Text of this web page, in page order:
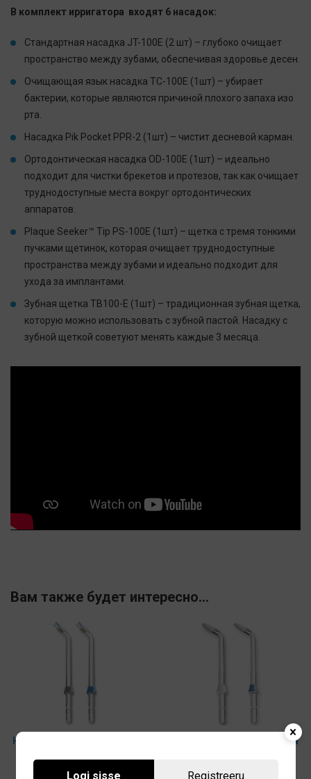
В комплект ирригатора входят 6 насадок:
Стандартная насадка JT-100E (2 шт) – глубоко очищает
пространство между зубами, обеспечивая здоровье десен.
Очищающая язык насадка TC-100E (1шт) – убирает
бактерии, которые являются причиной плохого запаха изо
рта.
Насадка Pik Pocket PPR-2 (1шт) – чистит десневой карман.
Ортодонтическая насадка OD-100E (1шт) – идеально
подходит для чистки брекетов и протезов, так как очищает
труднодоступные места вокруг ортодонтических
аппаратов.
Plaque Seeker™ Tip PS-100E (1шт) – щетка с тремя тонкими
пучками щетинок, которая очищает труднодоступные
пространства между зубами и идеально подходит для
ухода за имплантами.
Зубная щетка TB100-E (1шт) – традиционная зубная щетка,
которую можно использовать с зубной пастой. Насадку с
зубной щеткой советуют менять каждые 3 месяца.
Вам также будет интересно…
Насадка Plaque Seeker PS-
100E для ирригатора
Waterpik 2шт
Ортодонтическая насадка
Waterpik 2шт
Logi sisse Registreeru